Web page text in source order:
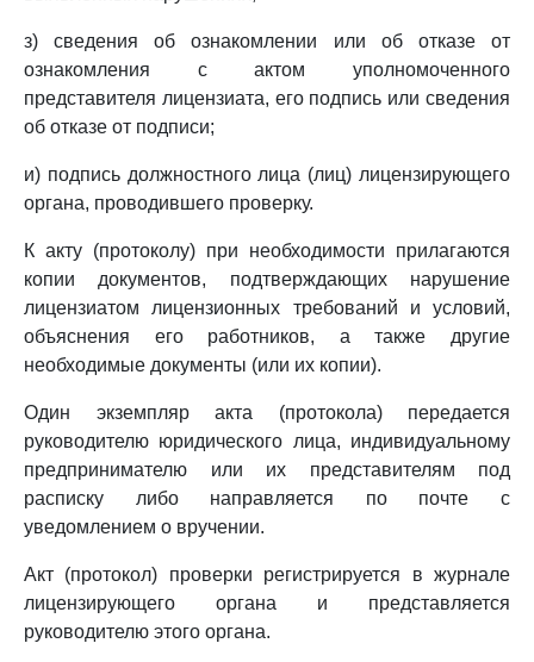
з) сведения об ознакомлении или об отказе от
ознакомления с актом уполномоченного
представителя лицензиата, его подпись или сведения
об отказе от подписи;
и) подпись должностного лица (лиц) лицензирующего
органа, проводившего проверку.
К акту (протоколу) при необходимости прилагаются
копии документов, подтверждающих нарушение
лицензиатом лицензионных требований и условий,
объяснения его работников, а также другие
необходимые документы (или их копии).
Один экземпляр акта (протокола) передается
руководителю юридического лица, индивидуальному
предпринимателю или их представителям под
расписку либо направляется по почте с
уведомлением о вручении.
Акт (протокол) проверки регистрируется в журнале
лицензирующего органа и представляется
руководителю этого органа.